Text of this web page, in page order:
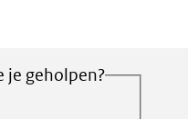
je geholpen?